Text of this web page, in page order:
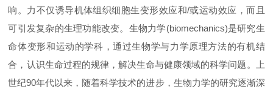
响。力不仅诱导机体组织细胞生变形效应和/或运动效应，而且
可引发复杂的生理功能改变。生物力学(biomechanics)是研究生
命体变形和运动的学科，通过生物学与力学原理方法的有机结
合，认识生命过程的规律，解决生命与健康领域的科学问题。上
世纪90年代以来，随着科学技术的进步，生物力学的研究逐渐深